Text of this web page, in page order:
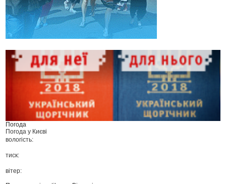
Погода
Погода у Києві
вологість:
тиск:
вітер: